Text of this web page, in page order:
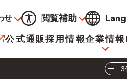
せ
閲覧補助
通常 黒 青 黄
大 標準 小
公式通販採用情報企業情報
3